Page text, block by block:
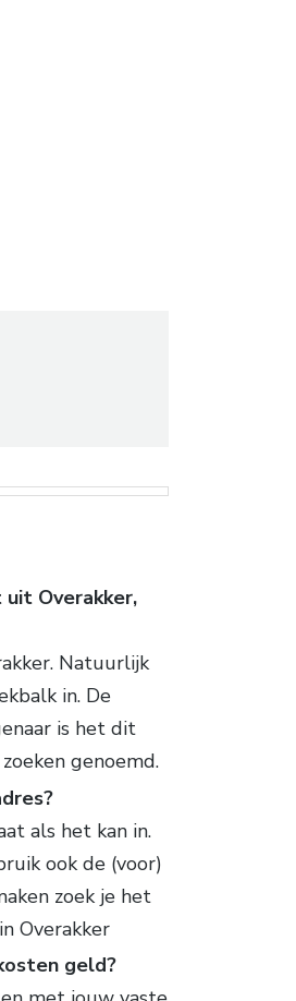
Overakker,
Natuurlijk
in. De
is het dit
genoemd.
als het kan in.
ook de (voor)
zoek je het
Overakker
geld?